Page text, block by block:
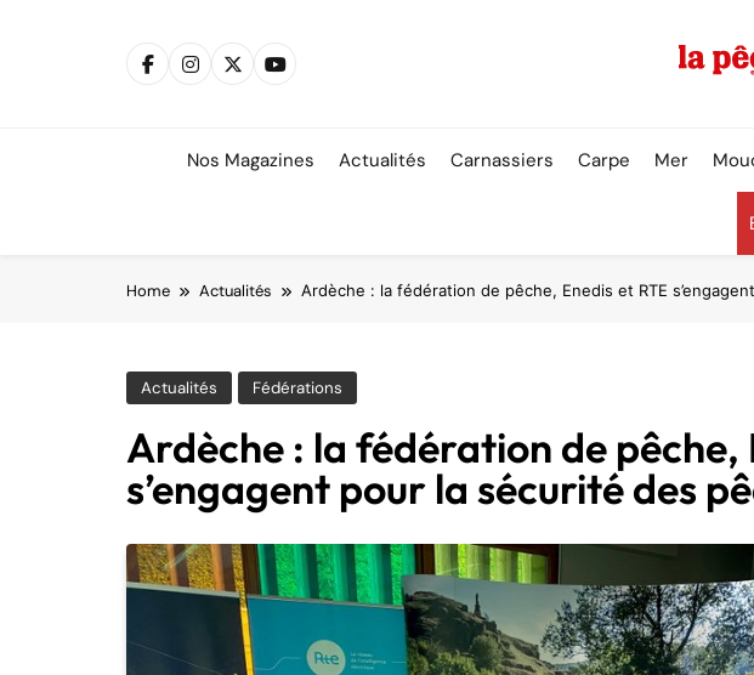
Nos Magazines Actualités Carnassiers Carpe Mer
Home Actualités Ardèche : la fédération de pêche, Enedis et RTE
Actualités Fédérations
Ardèche : la fédération de pêche,
s’engagent pour la sécurité des